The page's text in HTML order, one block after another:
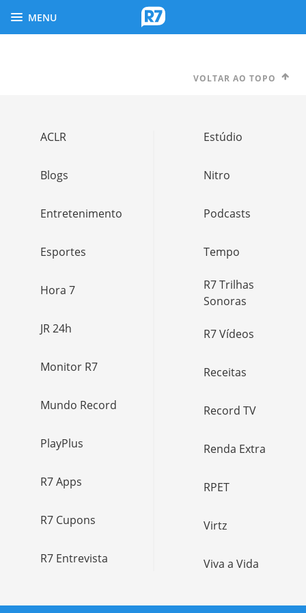
MENU
VOLTAR AO TOPO
ACLR
Blogs
Entretenimento
Esportes
Hora 7
JR 24h
Monitor R7
Mundo Record
PlayPlus
R7 Apps
R7 Cupons
R7 Entrevista
Estúdio
Nitro
Podcasts
Tempo
R7 Trilhas
Sonoras
R7 Vídeos
Receitas
Record TV
Renda Extra
RPET
Virtz
Viva a Vida